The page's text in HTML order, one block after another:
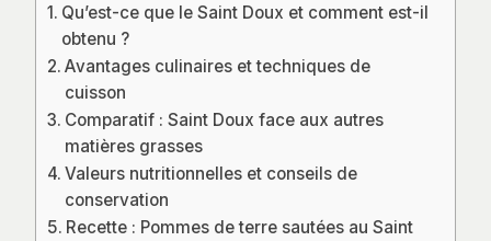
Qu’est-ce que le Saint Doux et comment est-il
obtenu ?
Avantages culinaires et techniques de
cuisson
Comparatif : Saint Doux face aux autres
matières grasses
Valeurs nutritionnelles et conseils de
conservation
Recette : Pommes de terre sautées au Saint